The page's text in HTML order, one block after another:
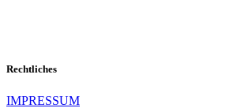
Rechtliches
IMPRESSUM